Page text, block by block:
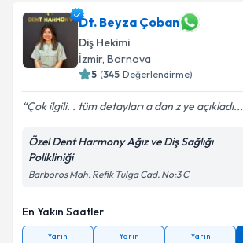
Dt. Beyza Çoban
Diş Hekimi
İzmir, Bornova
5 (345 Değerlendirme)
Çok ilgili. . tüm detayları a dan z ye açıkladı...
Özel Dent Harmony Ağız ve Diş Sağlığı
Polikliniği
Barboros Mah. Refik Tulga Cad. No:3 C
En Yakın Saatler
Yarın Yarın Yarın